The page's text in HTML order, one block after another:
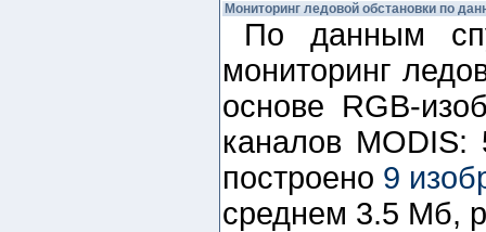
Мониторинг ледовой обстановки по
По данным
мониторинг
основе RGB-
каналов
построено 9
среднем 3.5 Мб,